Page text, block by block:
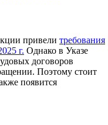
привели требования
г. Однако в Указе
договоров
Поэтому стоит
появится